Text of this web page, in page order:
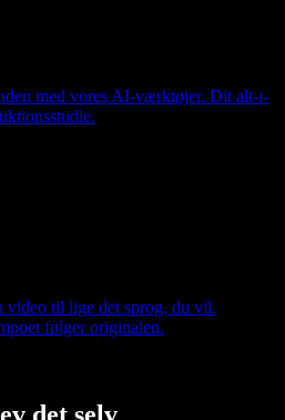
med vores AI-værktøjer. Dit alt-i-
til lige det sprog, du vil.
følger originalen.